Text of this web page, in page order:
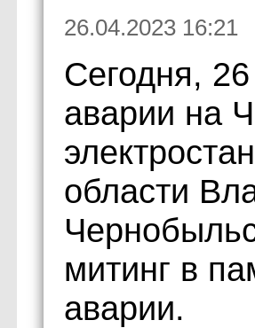
26.04.2023 16:21
Сегодня,
аварии на
области
митинг в
аварии.